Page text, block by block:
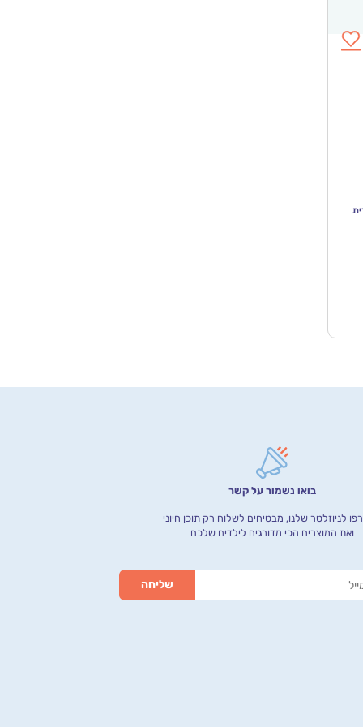
בואו נשמור על קשר
לניוזלטר שלנו, מבטיחים לשלוח רק תוכן חיוני
ואת המוצרים הכי מדורגים לילדים שלכם